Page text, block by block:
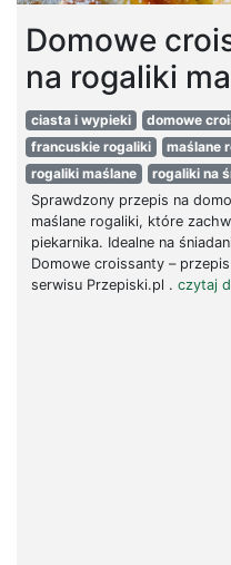
Domowe
na rogaliki
ciasta i wypieki domowe
francuskie rogaliki
maślane
rogaliki maślane
rogaliki na
Sprawdzony przepis na
maślane rogaliki, które
piekarnika. Idealne na
Domowe croissanty –
serwisu Przepiski.pl . czytaj